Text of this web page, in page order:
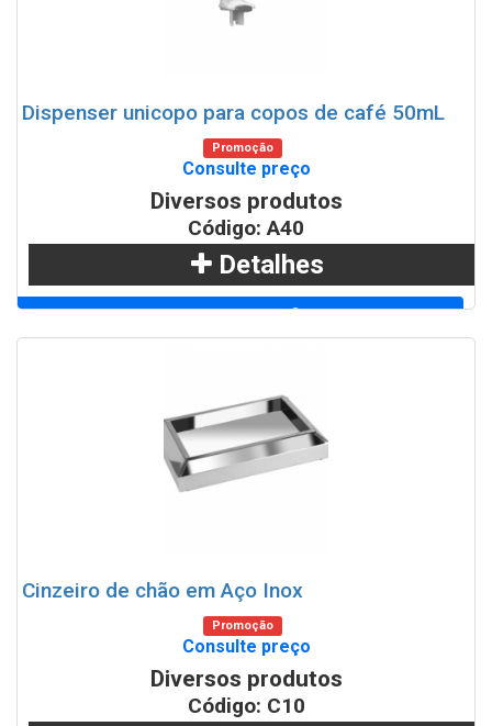
Dispenser unicopo para copos de café 50mL
Promoção
Consulte preço
Diversos produtos
Código: A40
Detalhes
Cinzeiro de chão em Aço Inox
Promoção
Consulte preço
Diversos produtos
Código: C10